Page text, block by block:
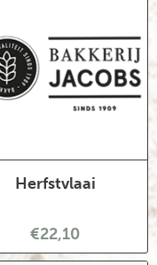
Herfstvlaai
€22,10